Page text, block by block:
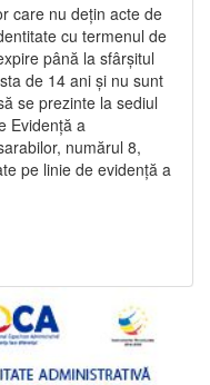
care nu dețin acte de
cu termenul de
până la sfârșitul
de 14 ani și nu sunt
se prezinte la sediul
Evidență a
numărul 8,
pe linie de evidență a